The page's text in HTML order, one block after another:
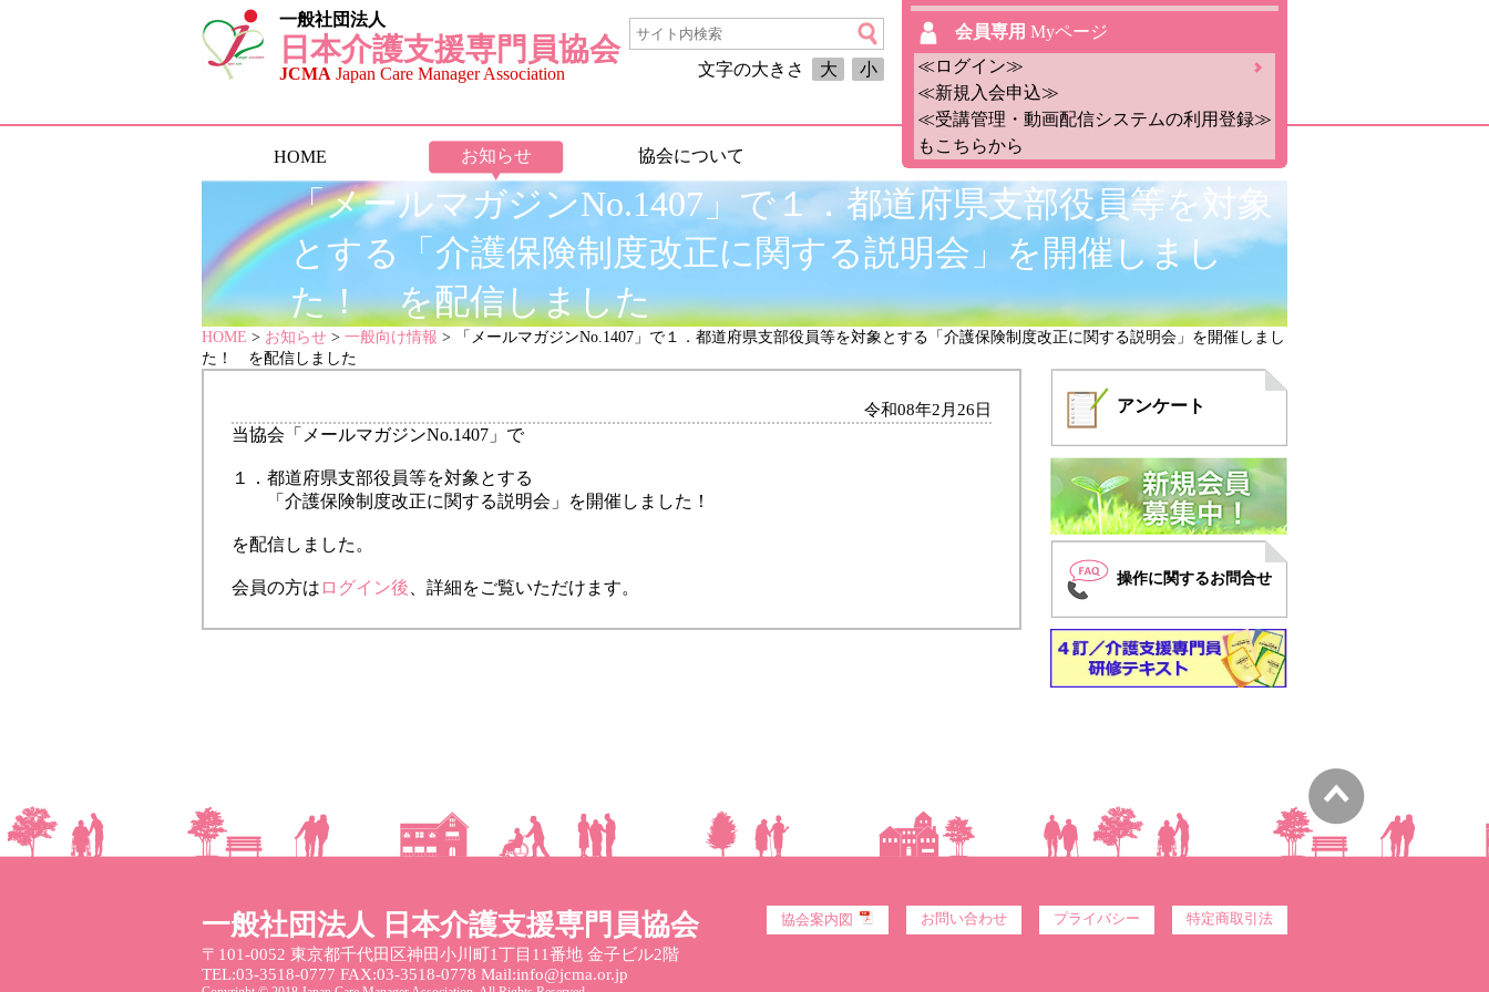
一般社団法人
日本介護支援専門員協会
JCMA Japan Care Manager Association 文字の大きさ 大 小
会員専用 Myページ
≪ログイン≫
≪新規入会申込≫
≪受講管理・動画配信システムの利用登録≫
もこちらから
HOME お知らせ 協会について
「メールマガジンNo.1407」で１．都道府県支部役員等を対象
とする「介護保険制度改正に関する説明会」を開催しまし
た！ を配信しました
HOME > お知らせ > 一般向け情報 > 「メールマガジンNo.1407」で１．都道府県支部役員等を対象とする「介護保険制度改正に関する説明会」を開催しまし
た！ を配信しました
令和08年2月26日
当協会「メールマガジンNo.1407」で
１．都道府県支部役員等を対象とする
「介護保険制度改正に関する説明会」を開催しました！
を配信しました。
会員の方は ログイン後 、詳細をご覧いただけます。
アンケート
操作に関するお問合せ
一般社団法人 日本介護支援専門員協会
〒101-0052 東京都千代田区神田小川町1丁目11番地 金子ビル2階
TEL:03-3518-0777 FAX:03-3518-0778 Mail:info@jcma.or.jp
協会案内図 お問い合わせ プライバシー 特定商取引法